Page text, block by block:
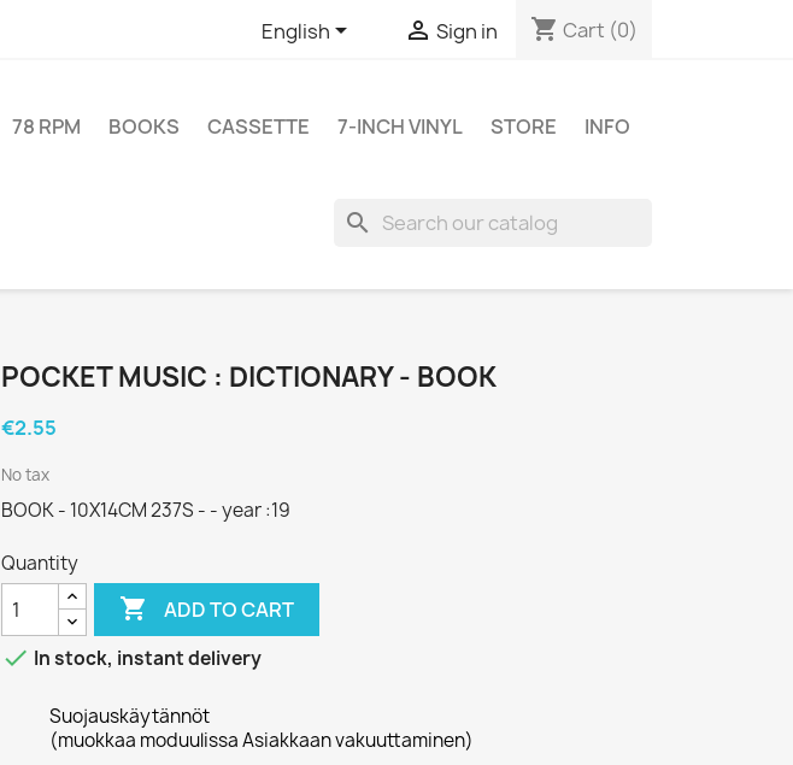
English  Sign in shopping_cart Cart (0)
78 RPM BOOKS CASSETTE 7-INCH VINYL STORE
INFO
search
POCKET MUSIC : DICTIONARY - BOOK
€2.55
No tax
BOOK - 10X14CM 237S - - year :19
Quantity
 ADD TO CART
 In stock, instant delivery
Suojauskäytännöt
(muokkaa moduulissa Asiakkaan vakuuttaminen)